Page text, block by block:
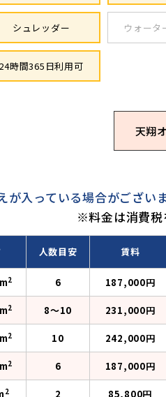
シュレッダー ウォータ
時間365日利用可
天翔
入っている場合がございま
※料金は消費税
人数目安 賃料
2 6 187,000円
2 8〜10 231,000円
2 10 242,000円
2 6 187,000円
2 2 85,800円